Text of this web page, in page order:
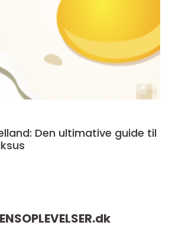
Den ultimative guide til
dk